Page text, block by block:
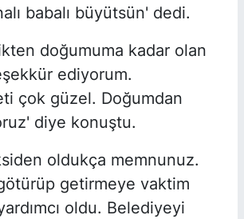
babalı büyütsün' dedi.
doğumuma kadar olan
ediyorum.
çok güzel. Doğumdan
diye konuştu.
oldukça memnunuz.
getirmeye vaktim
oldu. Belediyeyi